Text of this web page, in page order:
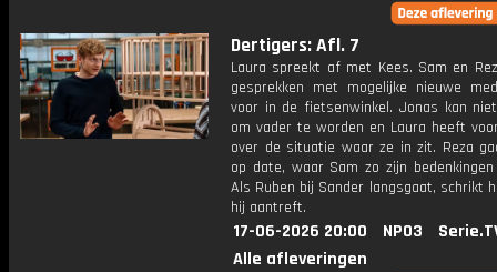
Dertigers: Afl. 7
Laura spreekt af met Kees. Sam en
gesprekken met mogelijke nieuwe
voor in de fietsenwinkel. Jonas kan
om vader te worden en Laura heeft
over de situatie waar ze in zit. Reza
op date, waar Sam zo zijn
Als Ruben bij Sander langsgaat, schrikt
hij aantreft.
17-06-2026 20:00 NPO3
Alle afleveringen